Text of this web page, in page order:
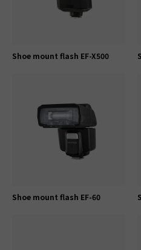
Shoe mount flash EF-X500
Shoe mount flash EF-60